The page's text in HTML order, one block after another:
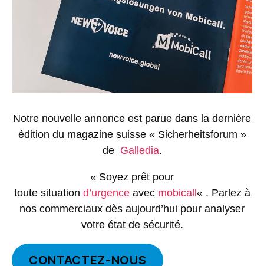
Notre nouvelle annonce est parue dans la dernière
édition du magazine suisse « Sicherheitsforum »
de Galledia.
« Soyez prêt pour
toute situation d’urgenceavec mobicall« . Parlez à
nos commerciaux dès aujourd’hui pour analyser
votre état de sécurité.
CONTACTEZ-NOUS